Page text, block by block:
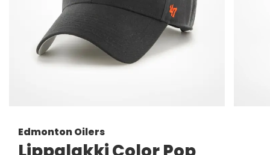
Edmonton Oilers